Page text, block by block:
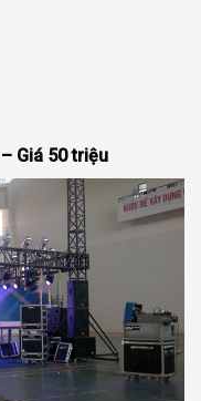
Giá 50 triệu